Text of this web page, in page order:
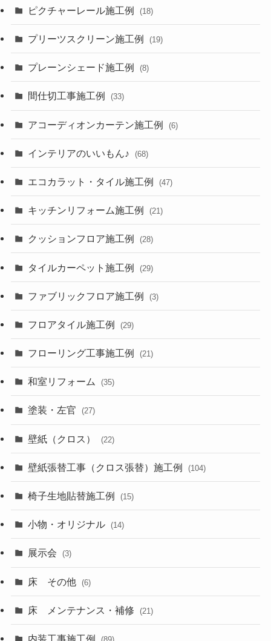
ピクチャーレール施工例 (18)
プリーツスクリーン施工例 (19)
プレーンシェード施工例 (8)
間仕切工事施工例 (33)
アコーディオンカーテン施工例 (6)
インテリアのいいもん♪ (68)
エコカラット・タイル施工例 (47)
キッチンリフォーム施工例 (21)
クッションフロア施工例 (28)
タイルカーペット施工例 (29)
ファブリックフロア施工例 (3)
フロアタイル施工例 (29)
フローリング工事施工例 (21)
和室リフォーム (35)
塗装・左官 (27)
壁紙（クロス） (22)
壁紙張替工事（クロス張替）施工例 (104)
椅子生地貼替施工例 (15)
小物・オリジナル (14)
展示会 (3)
床 その他 (6)
床 メンテナンス・補修 (21)
内装工事施工例